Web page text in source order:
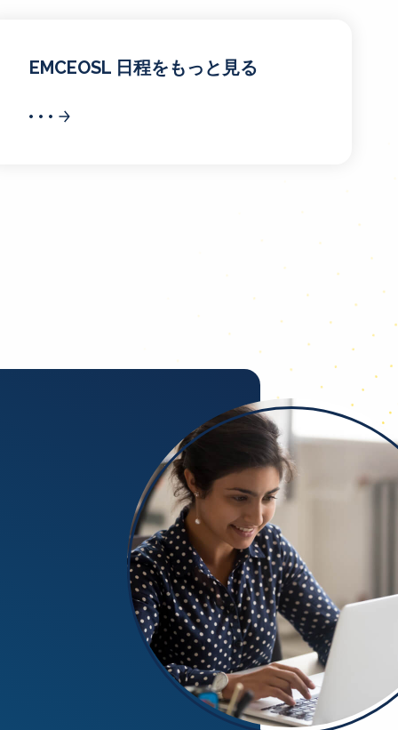
EMCEOSL 日程をもっと見る